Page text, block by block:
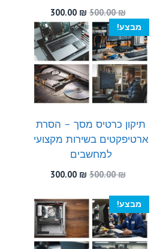
500.00₪
המחיר
המקורי
היה:
500.00 ₪.
300.00 ₪
הנוכחי
הוא:
300.00 ₪.
מבצע!
תיקון כרטיס מסך – הסרת
ארטיפקטים בשירות מקצועי
למחשבים
500.00₪
המחיר
היה:
500.00 ₪.
300.00 ₪
הוא:
300.00 ₪.
מבצע!